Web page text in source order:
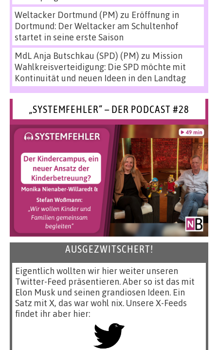
Weltacker Dortmund (PM) zu Eröffnung in
Dortmund: Der Weltacker am Schultenhof
startet in seine erste Saison
MdL Anja Butschkau (SPD) (PM) zu Mission
Wahlkreisverteidigung: Die SPD möchte mit
Kontinuität und neuen Ideen in den Landtag
„SYSTEMFEHLER“ – DER PODCAST #28
AUSGEZWITSCHERT!
Eigentlich wollten wir hier weiter unseren
Twitter-Feed präsentieren. Aber so ist das mit
Elon Musk und seinen grandiosen Ideen. Ein
Satz mit X, das war wohl nix. Unsere X-Feeds
findet ihr aber hier: